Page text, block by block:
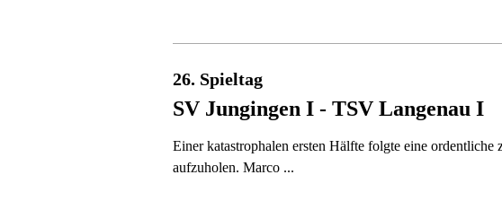
26. Spieltag
SV Jungingen I - TSV Langenau I
Einer katastrophalen ersten Hälfte folgte eine
aufzuholen. Marco ...